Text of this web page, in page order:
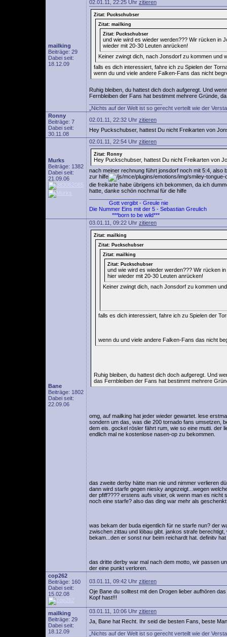
mailking
Beiträge: 29
Dabei seit:
18.12.09
02.01.11, 22:25 Uhr zitieren
Zitat: Puckschubser
Zitat: mailking
Zitat: Puckschubser
und wie wird es wieder werden??? Wir rücken in
wieder mit 20-30 Leuten anrücken!
Keiner zwingt dich, nach Jonsdorf zu kommen und
falls es dich interessiert, fahre ich zu Spielen der
wenn du und viele andere Falken-Fans das nicht
Ruhig bleiben, du hattest dich doch aufgeregt. Und
Fernbleiben der Fans hat bestimmt mehrere Gründe,
„Nichts auf der Welt ist so gerecht verteilt wie der
Ronny
Beiträge: 7
Dabei seit:
30.11.08
02.01.11, 22:32 Uhr zitieren
Hey Puckschubser, hattest Du nicht Freikarten von
Murks
Beiträge: 1382
Dabei seit:
21.09.06
02.01.11, 22:54 Uhr zitieren
Zitat: Ronny
Hey Puckschubser, hattest Du nicht Freikarten von
nach meiner rechnung führt jonsdorf noch mit 5:4, also
zur hilfe
die freikarte habe übrigens ich bekommen, da ich
hatte, danke schön nochmal für die hilfe
Gott vergibt - Greule nie
Die Nummer Eins mit der 5 - Sebastian Greulich
***born to be wild***
Bane
Beiträge: 1802
Dabei seit:
22.09.06
03.01.11, 09:22 Uhr zitieren
Zitat: mailking
Zitat: Puckschubser
Zitat: mailking
Zitat: Puckschubser
und wie wird es wieder werden??? Wir rücken
hier wieder mit 20-30 Leuten anrücken!
Keiner zwingt dich, nach Jonsdorf zu kommen
falls es dich interessiert, fahre ich zu Spielen der
wenn du und viele andere Falken-Fans das nicht
Ruhig bleiben, du hattest dich doch aufgeregt. Und
das Fernbleiben der Fans hat bestimmt mehrere
omg, auf mailking hat jeder wieder gewartet. lese
sondern um das, was die 200 tornado fans umsetzen,
dem eis. gockel rösler fährt rum, wie so eine mutti. der
endlich mal ne kostenlose nasen-op zu bekommen.
das zweite derby hätte man nie und nimmer verlieren
dann wird starfe gegen niesky angezeigt...wegen
der pfiff???? erstens aufs visier, ok wenn man es nicht
noch eine starfe? also das ding war mehr als
was bekam der buda eigentlich für ne starfe nun? der
zwischen zittau und löbau gibt. jankos strafe
bekam...den er sonst nur beim reichardt hat. definitv
das dritte derby war mal nach dem motto, wir passen
der eine punkt verloren.
cop262
Beiträge: 160
Dabei seit:
15.02.08
03.01.11, 09:42 Uhr zitieren
Oje Bane du solltest mit den Drogen lieber aufhören
Kopf hast!!!
mailking
Beiträge: 29
Dabei seit:
18.12.09
03.01.11, 10:06 Uhr zitieren
Ja, Bane hat Recht. Ihr seid die besten Fans, beste
„Nichts auf der Welt ist so gerecht verteilt wie der